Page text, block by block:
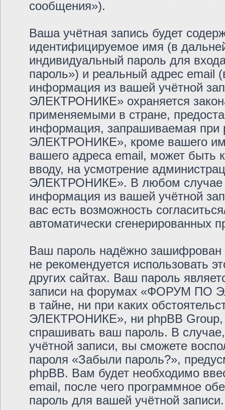
сообщения»).
Ваша учётная запись будет
идентифицируемое имя (в
индивидуальный пароль для
пароль») и реальный адрес
информация из вашей учётной
ЭЛЕКТРОНИКЕ» охраняется
применяемыми в стране,
информация, запрашиваемая
ЭЛЕКТРОНИКЕ», кроме вашего
вашего адреса email, может быть
вводу, на усмотрение
ЭЛЕКТРОНИКЕ». В любом случае
информация из вашей учётной
вас есть возможность
автоматически сгенерированных
Ваш пароль надёжно
не рекомендуется использовать
других сайтах. Ваш пароль
записи на форумах «ФОРУМ ПО
в тайне, ни при каких
ЭЛЕКТРОНИКЕ», ни phpBB Group,
спрашивать ваш пароль. В
учётной записи, вы сможете
пароля «Забыли пароль?»,
phpBB. Вам будет необходимо
email, после чего программное
пароль для вашей учётной записи.